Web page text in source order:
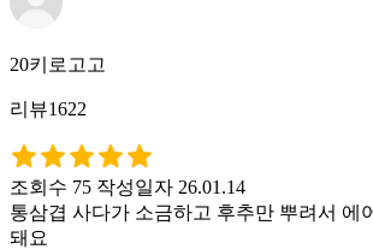
20키로고고
리뷰1622
조회수 75 작성일자 26.01.14
통삼겹 사다가 소금하고 후추만 뿌려서 에
돼요